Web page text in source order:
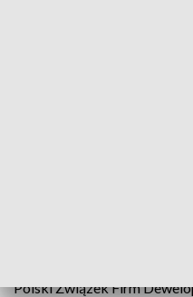
Polski Związek Firm